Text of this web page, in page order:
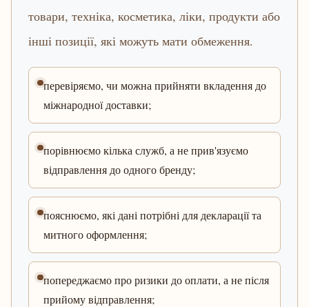
товари, техніка, косметика, ліки, продукти або
інші позиції, які можуть мати обмеження.
перевіряємо, чи можна прийняти вкладення до
міжнародної доставки;
порівнюємо кілька служб, а не прив'язуємо
відправлення до одного бренду;
пояснюємо, які дані потрібні для декларації та
митного оформлення;
попереджаємо про ризики до оплати, а не після
прийому відправлення;